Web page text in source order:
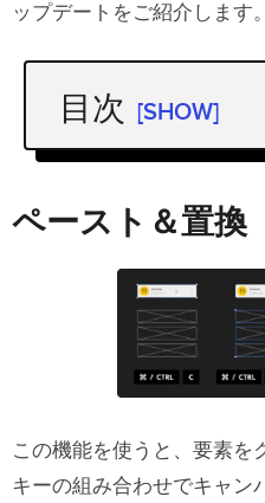
ップデートをご紹介します。
目次 [SHOW]
ペースト＆置換
新しいキャンバス
「</>Get Code（
ボタンでスペック
プロジェクトグル
Merge コンポーネ
ボックス
ペースト＆置換
この機能を使うと、要素を
キーの組み合わせでキャン